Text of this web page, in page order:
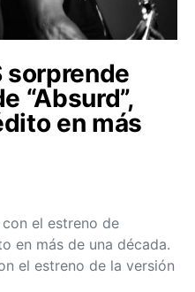
sorprende
“Absurd”,
en más
con el estreno de
en más de una década.
el estreno de la versión